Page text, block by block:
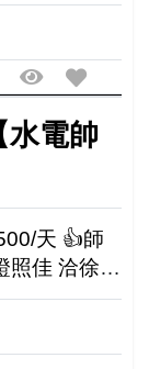
水電帥
天 👍師
照佳 洽徐小